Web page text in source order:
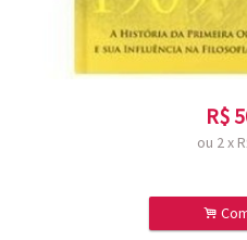
R$
ou 2x
.